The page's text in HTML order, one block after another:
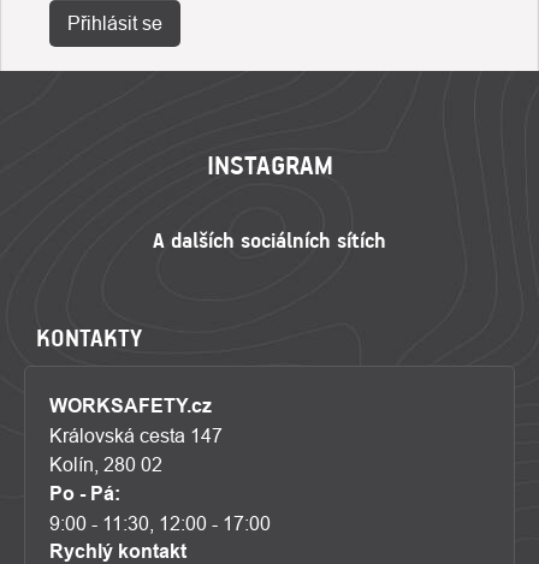
Přihlásit se
INSTAGRAM
KONTAKTY
WORKSAFETY.cz
Královská cesta 147
Kolín, 280 02
Po - Pá:
9:00 - 11:30, 12:00 - 17:00
Rychlý kontakt